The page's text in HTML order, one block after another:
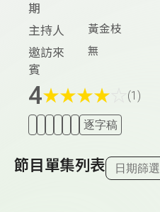
期
主持人 黃金枝
邀訪來
賓
無
4★★★★ (1)
逐字稿
節目單集列表 日期篩選